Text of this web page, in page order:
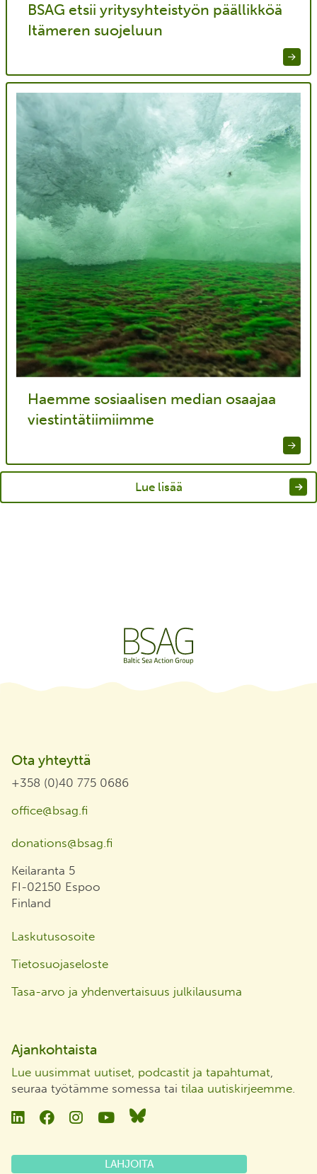
BSAG etsii yritysyhteistyön päällikköä
Itämeren suojeluun
Haemme sosiaalisen median osaajaa
viestintätiimiimme
Lue lisää
Ota yhteyttä
+358 (0)40 775 0686
office@bsag.fi
donations@bsag.fi
Keilaranta 5
FI-02150 Espoo
Finland
Laskutusosoite
Tietosuojaseloste
Tasa-arvo ja yhdenvertaisuus julkilausuma
Ajankohtaista
Lue uusimmat uutiset, podcastit ja tapahtumat,
seuraa työtämme somessa tai tilaa uutiskirjeemme.
LinkedinFacebookInstagramYouTubeBluesky
LAHJOITA